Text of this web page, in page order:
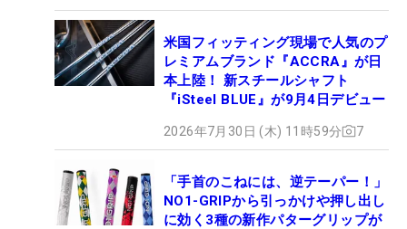
米国フィッティング現場で人気のプ
レミアムブランド『ACCRA』が日
本上陸！ 新スチールシャフト
『iSteel BLUE』が9月4日デビュー
2026年7月30日 (木) 11時59分 7
「手首のこねには、逆テーパー！」
NO1-GRIPから引っかけや押し出し
に効く3種の新作パターグリップが